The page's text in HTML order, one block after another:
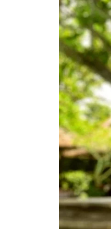
Polícia Investiga
Modelo
Após Viagem
August 04, 2026